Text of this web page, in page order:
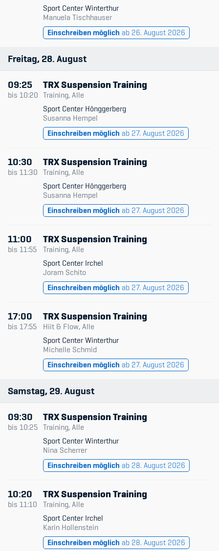
Sport Center Winterthur
Manuela Tischhauser
Einschreiben möglich ab 26. August 2026
Freitag 28 August
09:25
bis 10:20
TRX Suspension Training
Training, Alle
Sport Center Hönggerberg
Susanna Hempel
Einschreiben möglich ab 27. August 2026
10:30
bis 11:30
TRX Suspension Training
Training, Alle
Sport Center Hönggerberg
Susanna Hempel
Einschreiben möglich ab 27. August 2026
11:00
bis 11:55
TRX Suspension Training
Training, Alle
Sport Center Irchel
Joram Schito
Einschreiben möglich ab 27. August 2026
17:00
bis 17:55
TRX Suspension Training
Hiit & Flow, Alle
Sport Center Winterthur
Michelle Schmid
Einschreiben möglich ab 27. August 2026
Samstag 29 August
09:30
bis 10:25
TRX Suspension Training
Training, Alle
Sport Center Winterthur
Nina Scherrer
Einschreiben möglich ab 28. August 2026
10:20
bis 11:10
TRX Suspension Training
Training, Alle
Sport Center Irchel
Karin Hollenstein
Einschreiben möglich ab 28. August 2026